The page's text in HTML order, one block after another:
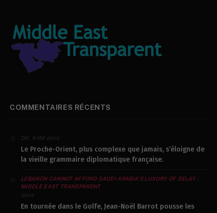
COMMENTAIRES RÉCENTS
DR. AHM dans
Le Proche-Orient, plus complexe que jamais, s’éloigne de
la vieille grammaire diplomatique française.
LEBANON CANNOT AFFORD SAUDI ARABIA’S LUXURY OF DELAY -
MIDDLE EAST TRANSPARENT
dans
En tournée dans le Golfe, Jean-Noël Barrot pousse les